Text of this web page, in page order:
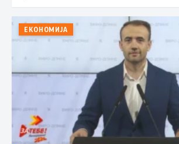
ЕКОНОМИЈА